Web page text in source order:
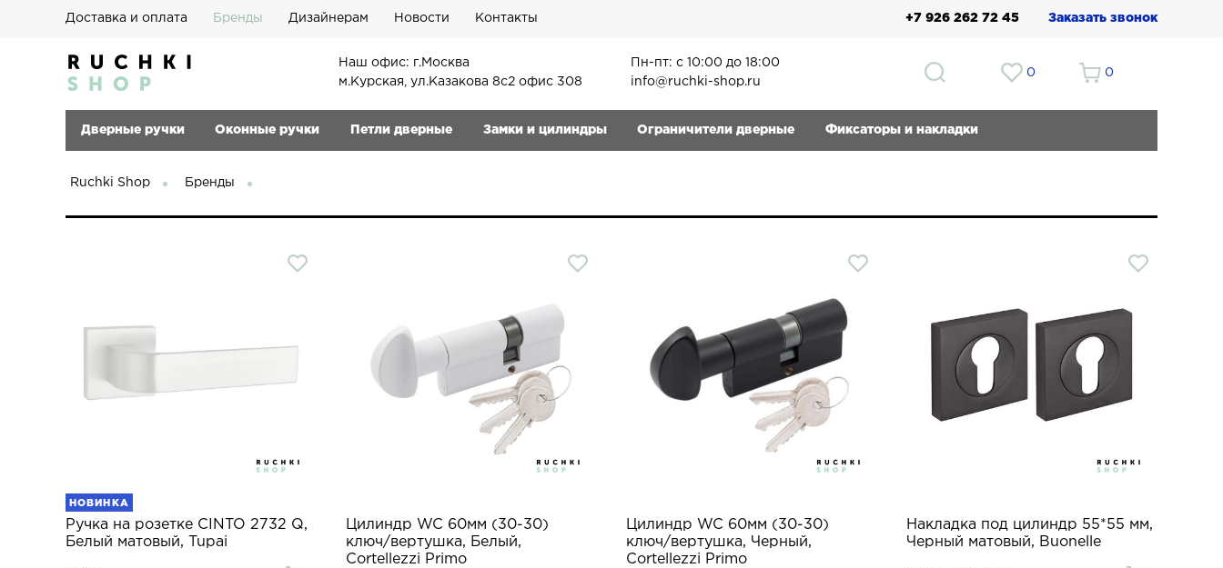
Доставка и оплата Бренды Дизайнерам Новости Контакты +7 926 262 72 45 Заказать звонок
Наш офис: г.Москва
м.Курская, ул.Казакова 8с2 офис 308
Пн-пт: с 10:00 до 18:00
info@ruchki-shop.ru
0 0
Дверные ручки Оконные ручки Петли дверные Замки и цилиндры Ограничители дверные Фиксаторы и накладки
Ruchki Shop Бренды
НОВИНКА
Ручка на розетке CINTO 2732 Q,
Белый матовый, Tupai
Цилиндр WC 60мм (30-30)
ключ/вертушка, Белый,
Cortellezzi Primo
Цилиндр WC 60мм (30-30)
ключ/вертушка, Черный,
Cortellezzi Primo
Накладка под цилиндр 55*55 мм,
Черный матовый, Buonelle